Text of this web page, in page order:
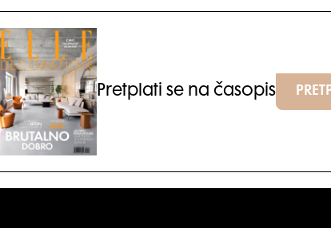
Pretplati se na časopis